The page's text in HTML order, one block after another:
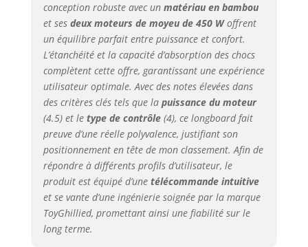
conception robuste avec un matériau en bambou
et ses deux moteurs de moyeu de 450 Woffrent
un équilibre parfait entre puissance et confort.
L’étanchéité et la capacité d’absorption des chocs
complètent cette offre, garantissant une expérience
utilisateur optimale. Avec des notes élevées dans
des critères clés tels que la puissance du moteur
(4.5) et le type de contrôle(4), ce longboard fait
preuve d’une réelle polyvalence, justifiant son
positionnement en tête de mon classement. Afin de
répondre à différents profils d’utilisateur, le
produit est équipé d’une télécommande intuitive
et se vante d’une ingénierie soignée par la marque
ToyGhillied, promettant ainsi une fiabilité sur le
long terme.